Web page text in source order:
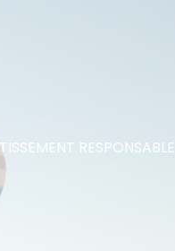
RESPONSABLE